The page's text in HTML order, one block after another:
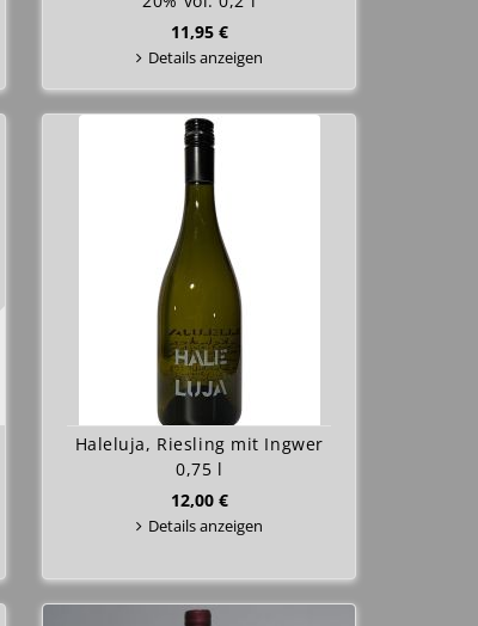
11,95 €
Details anzeigen
Haleluja, Riesling mit Ingwer
0,75 l
12,00 €
Details anzeigen